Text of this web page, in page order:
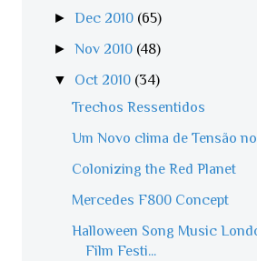
►Dec 2010 (65)
►Nov 2010 (48)
▼ Oct 2010 (34)
Trechos Ressentidos
Um Novo clima de Tensão
Colonizing the Red Planet
Mercedes F800 Concept
Halloween Song Music
Film Festi...